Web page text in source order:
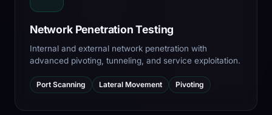
Network Penetration Testing
Internal and external network penetration with
advanced pivoting, tunneling, and service exploitation.
Port Scanning Lateral Movement Pivoting